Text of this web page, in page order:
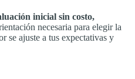
inicial sin costo,
necesaria para elegir la
se ajuste a tus expectativas y